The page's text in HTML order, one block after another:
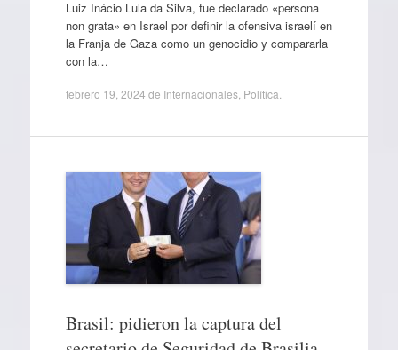
Luiz Inácio Lula da Silva, fue declarado «persona
non grata» en Israel por definir la ofensiva israelí en
la Franja de Gaza como un genocidio y compararla
con la…
febrero 19, 2024 de Internacionales, Política
Brasil: pidieron la captura del